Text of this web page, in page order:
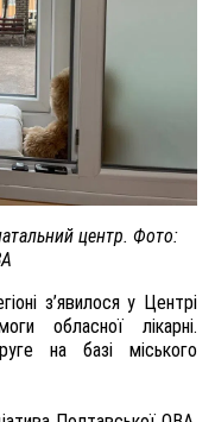
центр. Фото:
з’явилося у Центрі
обласної лікарні.
на базі міського